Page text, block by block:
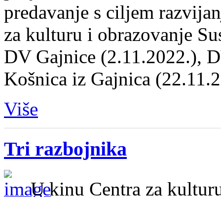
predavanje s ciljem
za kulturu i obrazovanje
DV Gajnice (2.11.2022.),
Košnica iz Gajnica
Više
Tri razbojnika
U kinu Centra za